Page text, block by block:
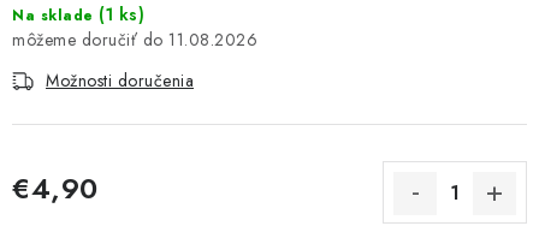
Podmienky a pravidlá
Zásady ochrany osobných údajov
Postup pri podávaní sťažností
Na sklade (1 ks)
11.08.2026
Možnosti doručenia
€4,90